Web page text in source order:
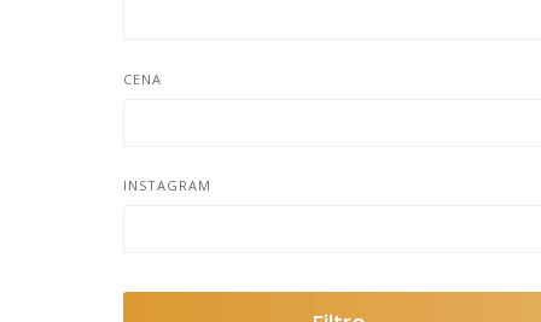
CENA
INSTAGRAM